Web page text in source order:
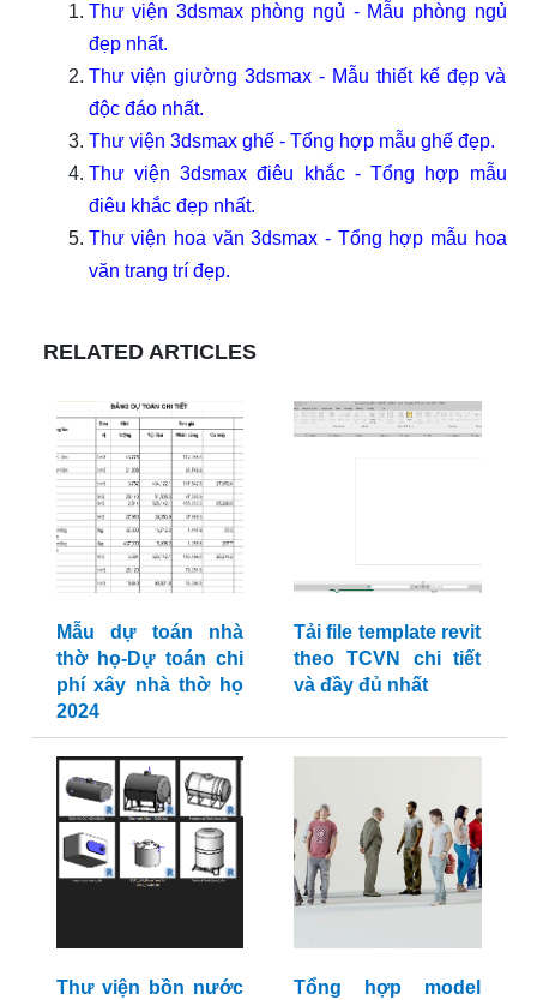
Thư viện 3dsmax phòng ngủ - Mẫu phòng ngủ
đẹp nhất.
Thư viện giường 3dsmax - Mẫu thiết kế đẹp và
độc đáo nhất.
Thư viện 3dsmax ghế - Tổng hợp mẫu ghế đẹp.
Thư viện 3dsmax điêu khắc - Tổng hợp mẫu
điêu khắc đẹp nhất.
Thư viện hoa văn 3dsmax - Tổng hợp mẫu hoa
văn trang trí đẹp.
RELATED ARTICLES
Mẫu dự toán nhà
thờ họ-Dự toán chi
phí xây nhà thờ họ
2024
Tải file template revit
theo TCVN chi tiết
và đầy đủ nhất
Thư viện bồn nước
Tổng hợp model